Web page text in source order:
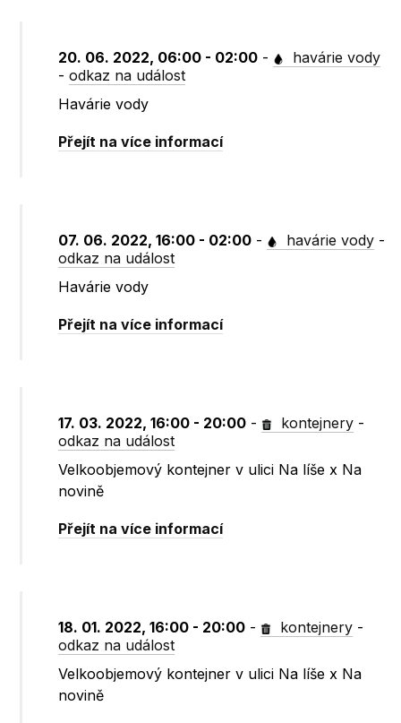
20. 06. 2022, 06:00 - 02:00 -
havárie vody
-odkaz na událost
Havárie vody
Přejít na více informací
07. 06. 2022, 16:00 - 02:00 - havárie vody -
odkaz na událost
Havárie vody
Přejít na více informací
17. 03. 2022, 16:00 - 20:00 - kontejnery -
odkaz na událost
Velkoobjemový kontejner v ulici Na líše x Na
novině
Přejít na více informací
18. 01. 2022, 16:00 - 20:00 - kontejnery -
odkaz na událost
Velkoobjemový kontejner v ulici Na líše x Na
novině